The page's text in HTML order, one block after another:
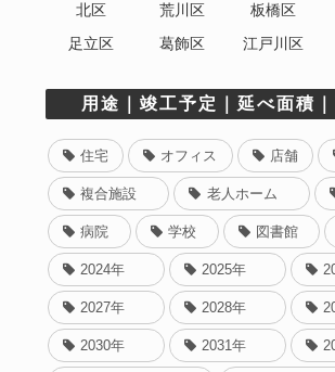
北区
荒川区 板橋区
足立区
葛飾区 江戸川区
用途｜竣工予定｜延べ面積
住宅 オフィス 店舗
複合施設 老人ホーム
病院 学校 図書館
2024年 2025年
2027年 2028年
2030年 2031年